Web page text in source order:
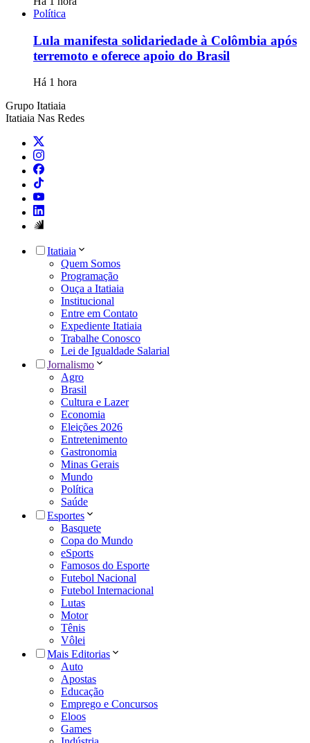
Política
Lula manifesta solidariedade à Colômbia após
terremoto e oferece apoio do Brasil
Há 1 hora
Grupo Itatiaia
Itatiaia Nas Redes
Itatiaia
Quem Somos
Programação
Ouça a Itatiaia
Institucional
Entre em Contato
Expediente Itatiaia
Trabalhe Conosco
Lei de Igualdade Salarial
Jornalismo
Agro
Brasil
Cultura e Lazer
Economia
Eleições 2026
Entretenimento
Gastronomia
Minas Gerais
Mundo
Política
Saúde
Esportes
Basquete
Copa do Mundo
eSports
Famosos do Esporte
Futebol Nacional
Futebol Internacional
Lutas
Motor
Tênis
Vôlei
Mais Editorias
Auto
Apostas
Educação
Emprego e Concursos
Eloos
Games